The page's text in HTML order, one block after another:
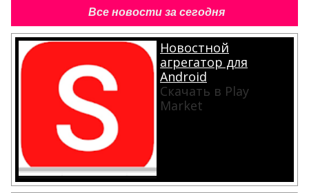
Все новости за сегодня
Новостной
агрегатор для
Android
Скачать в Play
Market